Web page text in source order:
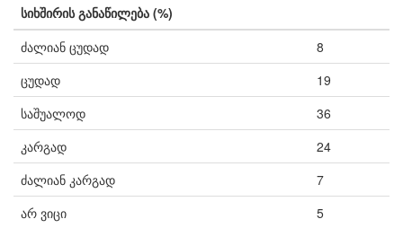
სიხშირის განაწილება (%)
ძალიან ცუდად
8
ცუდად
19
საშუალოდ
36
კარგად
24
ძალიან კარგად
7
არ ვიცი
5